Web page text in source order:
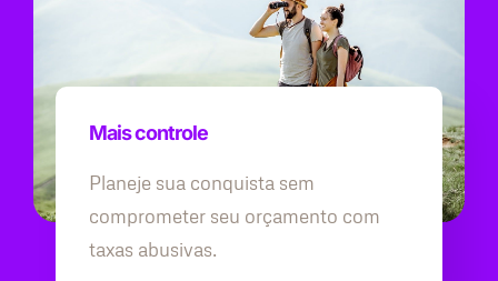
Mais controle
Planeje sua conquista sem
comprometer seu orçamento com
taxas abusivas.